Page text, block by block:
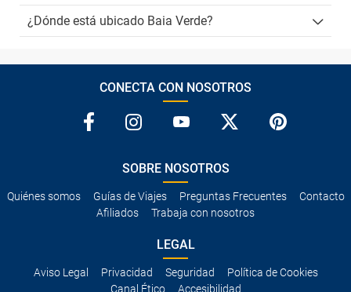
¿Dónde está ubicado Baia Verde?
CONECTA CON NOSOTROS
SOBRE NOSOTROS
Quiénes somos Guías de Viajes Preguntas Frecuentes
Contacto
Afiliados
Trabaja con nosotros
LEGAL
Aviso Legal Privacidad Seguridad
Política de Cookies
Canal Ético
Accesibilidad